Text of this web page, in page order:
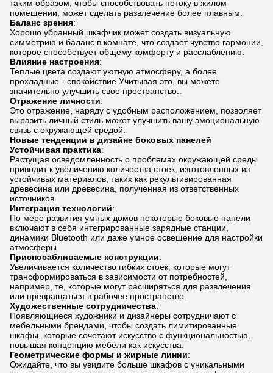
таким образом, чтобы способствовать потоку в жилом
помещении, может сделать развлечение более плавным.
Баланс зрения:
Хорошо убранный шкафчик может создать визуальную
симметрию и баланс в комнате, что создает чувство гармонии,
которое способствует общему комфорту и расслаблению.
Влияние настроения:
Теплые цвета создают уютную атмосферу, а более
прохладные - спокойствие.Учитывая это, вы можете
значительно улучшить свое пространство..
Отражение личности:
Это отражение, наряду с удобным расположением, позволяет
выразить личный стиль.может улучшить вашу эмоциональную
связь с окружающей средой.
Новые тенденции в дизайне боковых панелей
Устойчивая практика:
Растущая осведомленность о проблемах окружающей среды
приводит к увеличению количества стоек, изготовленных из
устойчивых материалов, таких как рекультивированная
древесина или древесина, полученная из ответственных
источников.
Интеграция технологий:
По мере развития умных домов некоторые боковые панели
включают в себя интегрированные зарядные станции,
динамики Bluetooth или даже умное освещение для настройки
атмосферы.
Приспосабливаемые конструкции:
Увеличивается количество гибких стоек, которые могут
трансформироваться в зависимости от потребностей,
например, те, которые могут расширяться для развлечения
или превращаться в рабочее пространство.
Художественные сотрудничества:
Появляющиеся художники и дизайнеры сотрудничают с
мебельными брендами, чтобы создать лимитированные
шкафы, которые сочетают искусство с функциональностью,
повышая концепцию мебели как искусства.
Геометрические формы и жирные линии:
Ожидайте, что вы увидите больше шкафов с уникальными